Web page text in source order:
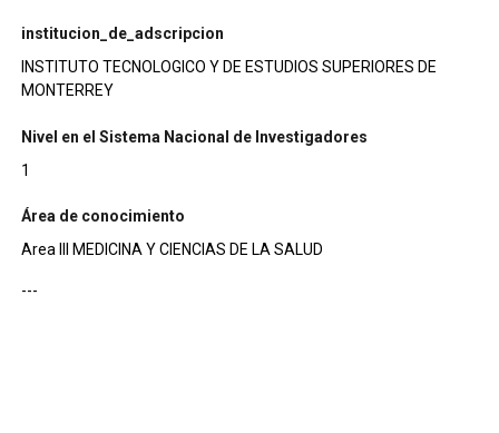
institucion_de_adscripcion
INSTITUTO TECNOLOGICO Y DE ESTUDIOS SUPERIORES DE
MONTERREY
Nivel en el Sistema Nacional de Investigadores
1
Área de conocimiento
Area III MEDICINA Y CIENCIAS DE LA SALUD
---